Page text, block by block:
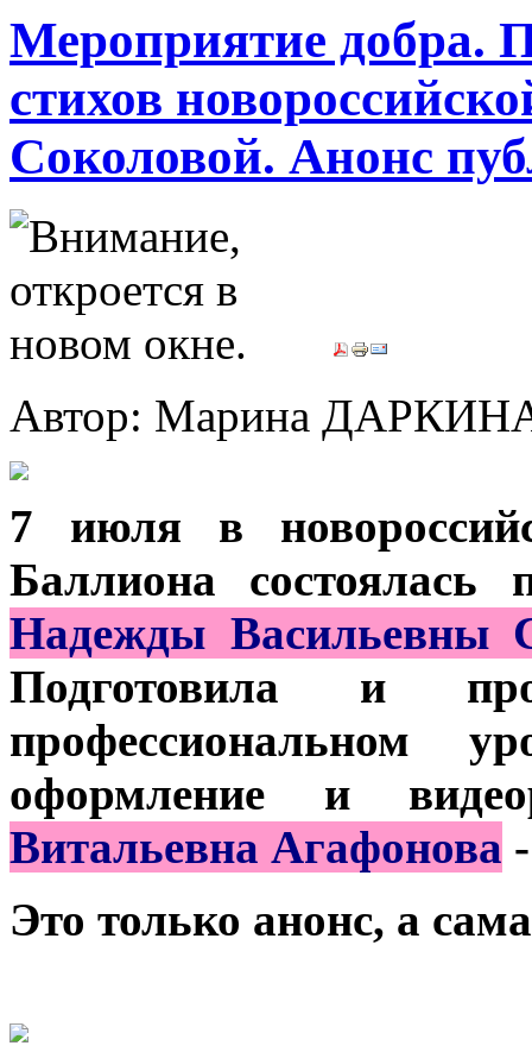
Мероприятие добра.
стихов
Соколовой. Анонс
Автор: Марина
7 июля в
Баллиона состоялась
Надежды Васильевны
Подготовила и
профессиональном
оформление и
Витальевна Агафонова -
Это только анонс, а